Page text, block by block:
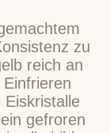
zu
reich an
Eiskristalle
gefroren